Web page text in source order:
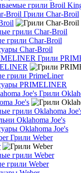
грили Broil
Грили Char-Broil
грили Char-Broil
грили Char-Broil
Char-Broil
Грили
грили PrimeLiner
PRIMELINER
Грили
Joe's
грили Oklahoma
Oklahoma Joe's
Oklahoma Joe's
Грили Weber
грили Weber
грили Weber